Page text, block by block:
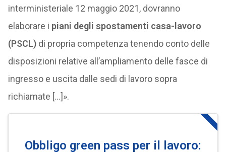
interministeriale 12 maggio 2021, dovranno
elaborare i piani degli spostamenti casa-lavoro
(PSCL)di propria competenza tenendo conto delle
disposizioni relative all’ampliamento delle fasce di
ingresso e uscita dalle sedi di lavoro sopra
richiamate […]».
Obbligo green pass per il lavoro: